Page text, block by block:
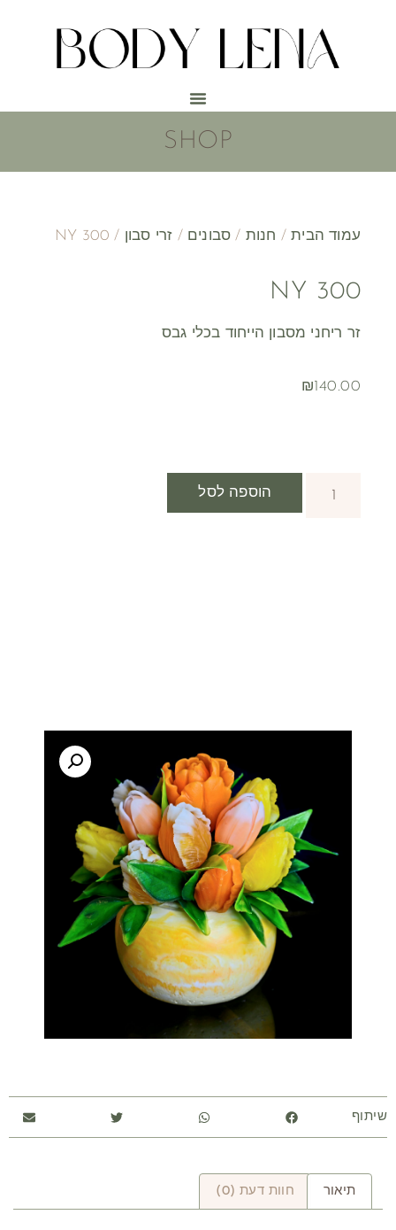
SHOP
עמוד הבית/ חנות / סבונים / זרי סבון / NY 300
NY 300
זר ריחני מסבון הייחוד בכלי גבס
₪140.00
הוספה לסל
שיתוף
תיאור חוות דעת (0)